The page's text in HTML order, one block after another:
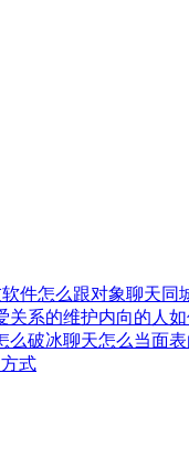
件怎么跟对象聊天同
关系的维护内向的人
么破冰聊天怎么当面表
式